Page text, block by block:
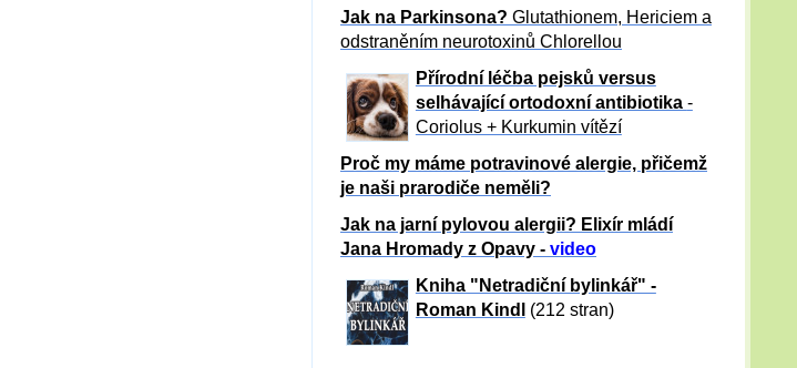
Jak na Parkinsona? Glutathionem, Hericiem a
odstraněním neurotoxinů Chlorellou
Přírodní léčba pejsků versus
selhávající ortodoxní antibiotika -
Coriolus + Kurkumin vítězí
Proč my máme potravinové alergie, přičemž
je naši prarodiče neměli?
Jak na jarní pylovou alergii? Elixír mládí
Jana Hromady z Opavy - video
Kniha "Netradiční bylinkář" -
Roman Kindl
(212 stran)